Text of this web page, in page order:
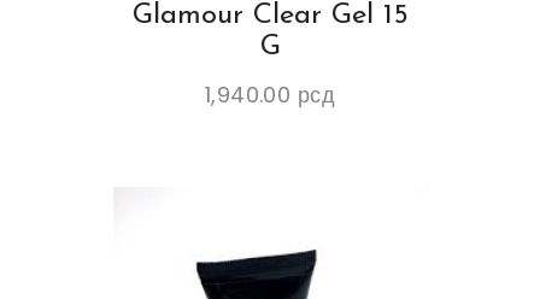
Glamour Clear Gel 15
G
1,940.00 рсд